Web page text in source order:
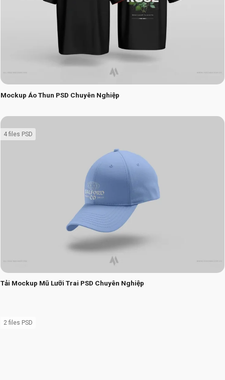
Mockup Áo Thun PSD Chuyên Nghiệp
Tải Mockup Mũ Lưỡi Trai PSD Chuyên Nghiệp
4 files PSD
2 files PSD